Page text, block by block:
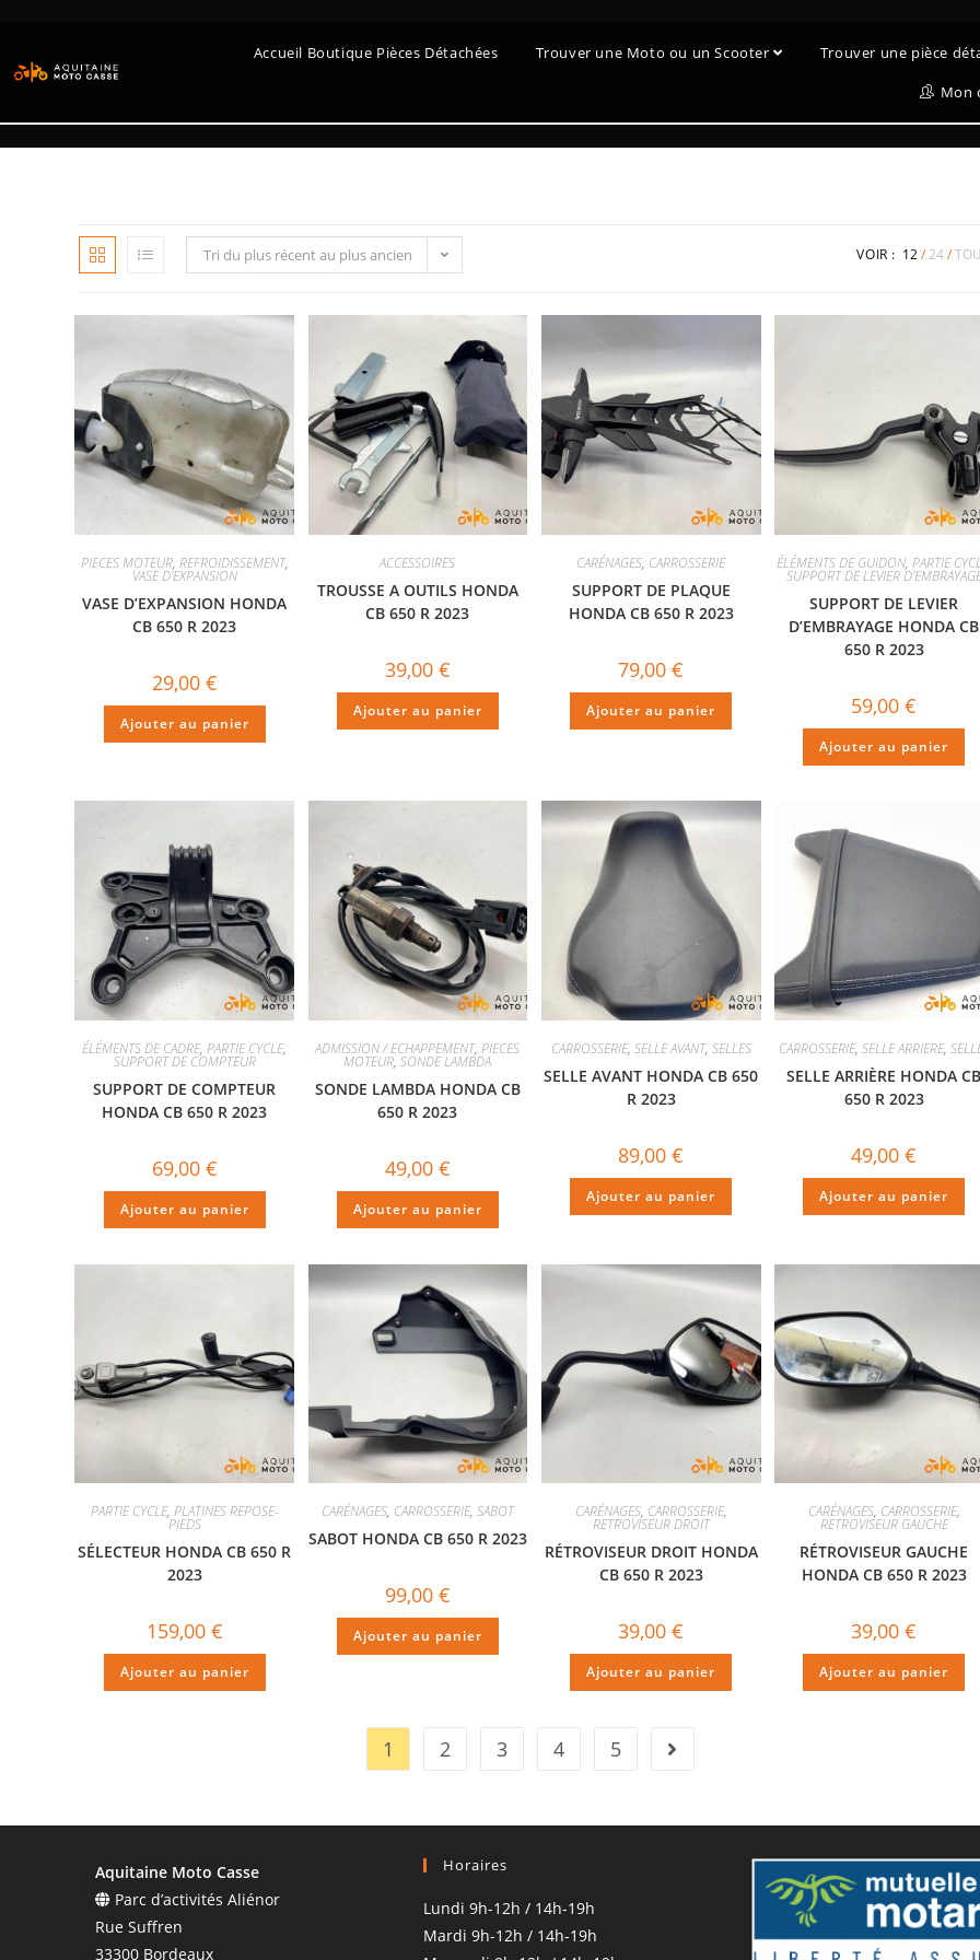
Accueil Boutique Pièces Détachées Trouver une Moto ou un Scooter
Trouver une pièce
Mon
Tri du plus récent au plus ancien VOIR : 12 24
PIECES MOTEUR, REFROIDISSEMENT,
VASE D'EXPANSION
VASE D’EXPANSION HONDA
CB 650 R 2023
29,00 €
Ajouter au panier
ACCESSOIRES
TROUSSE A OUTILS HONDA
CB 650 R 2023
39,00 €
Ajouter au panier
CARÉNAGES, CARROSSERIE
SUPPORT DE PLAQUE
HONDA CB 650 R 2023
79,00€
Ajouter au panier
ÉLÉMENTS DE GUIDON, PARTIE
SUPPORT DE LEVIER
SUPPORT DE LEVIER
D’EMBRAYAGE HONDA CB
650 R 2023
59,00€
Ajouter au panier
ÉLÉMENTS DE CADRE,PARTIE CYCLE,
SUPPORT DE COMPTEUR
SUPPORT DE COMPTEUR
HONDA CB 650 R 2023
69,00 €
Ajouter au panier
ADMISSION / ECHAPPEMENT,PIECES
MOTEUR,SONDE LAMBDA
SONDE LAMBDA HONDA CB
650 R 2023
49,00 €
Ajouter au panier
CARROSSERIE, SELLE AVANT, SELLES
SELLE AVANT HONDA CB 650
R 2023
89,00€
Ajouter au panier
CARROSSERIE, SELLE ARRIERE,
SELLE ARRIÈRE HONDA
650 R 2023
49,00€
Ajouter au panier
PARTIE CYCLE, PLATINES REPOSE-
PIEDS
SÉLECTEUR HONDA CB 650 R
2023
159,00 €
Ajouter au panier
CARÉNAGES, CARROSSERIE, SABOT
SABOT HONDA CB 650 R 2023
99,00 €
Ajouter au panier
CARÉNAGES, CARROSSERIE,
RETROVISEUR DROIT
RÉTROVISEUR DROIT HONDA
CB 650 R 2023
39,00€
Ajouter au panier
CARÉNAGES, CARROSSERIE,
RETROVISEUR GAUCHE
RÉTROVISEUR GAUCHE
HONDA CB 650 R 2023
39,00€
Ajouter au panier
1 2 3 4 5
Aquitaine Moto Casse
Parc d’activités Aliénor
Rue Suffren
33300 Bordeaux
Horaires
Lundi 9h-12h / 14h-19h
Mardi 9h-12h / 14h-19h